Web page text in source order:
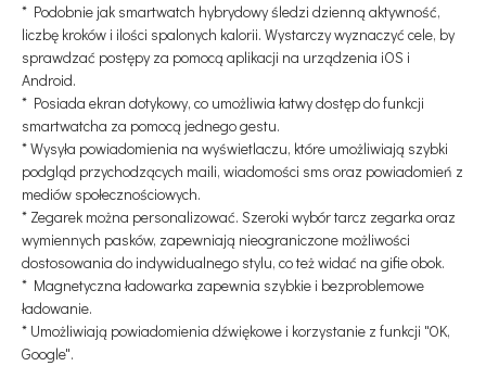
* Podobnie jak smartwatch hybrydowy śledzi dzienną aktywność,
liczbę kroków i ilości spalonych kalorii. Wystarczy wyznaczyć cele, by
sprawdzać postępy za pomocą aplikacji na urządzenia iOS i
Android.
* Posiada ekran dotykowy, co umożliwia łatwy dostęp do funkcji
smartwatcha za pomocą jednego gestu.
* Wysyła powiadomienia na wyświetlaczu, które umożliwiają szybki
podgląd przychodzących maili, wiadomości sms oraz powiadomień z
mediów społecznościowych.
* Zegarek można personalizować. Szeroki wybór tarcz zegarka oraz
wymiennych pasków, zapewniają nieograniczone możliwości
dostosowania do indywidualnego stylu, co też widać na gifie obok.
* Magnetyczna ładowarka zapewnia szybkie i bezproblemowe
ładowanie.
* Umożliwiają powiadomienia dźwiękowe i korzystanie z funkcji "OK,
Google".